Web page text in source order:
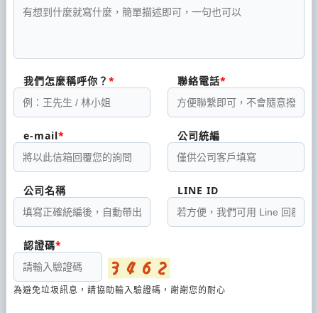
我們怎麼稱呼你？ 聯絡電話
e-mail 公司統編
公司名稱 LINE ID
認證碼
為避免垃圾訊息，請協助輸入驗證碼，謝謝您的耐心